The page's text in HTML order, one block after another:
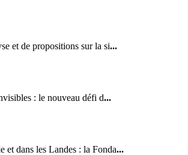
et de propositions sur la si...
: le nouveau défi d...
et dans les Landes : la Fonda...